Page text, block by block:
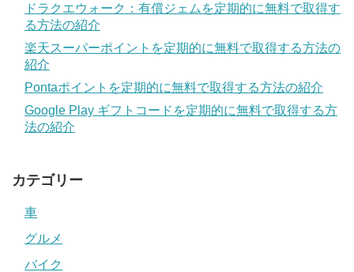
ドラクエウォーク：有償ジェムを定期的に無料で取得す
る方法の紹介
楽天スーパーポイントを定期的に無料で取得する方法の
紹介
Pontaポイントを定期的に無料で取得する方法の紹介
Google Play ギフトコードを定期的に無料で取得する方
法の紹介
カテゴリー
車
グルメ
バイク